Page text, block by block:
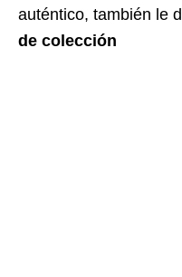
auténtico, también le
de colección